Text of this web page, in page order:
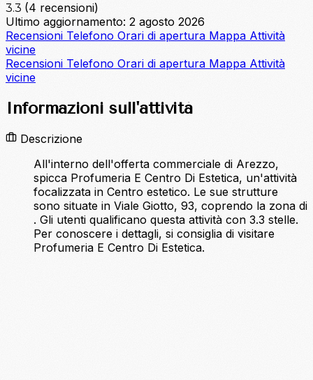
3.3 (4 recensioni)
Ultimo aggiornamento: 2 agosto 2026
Recensioni Telefono Orari di apertura Mappa Attività
vicine
Recensioni Telefono Orari di apertura Mappa Attività
vicine
Informazioni sull'attività
Descrizione
All'interno dell'offerta commerciale di Arezzo,
spicca Profumeria E Centro Di Estetica, un'attività
focalizzata in Centro estetico. Le sue strutture
sono situate in Viale Giotto, 93, coprendo la zona di
. Gli utenti qualificano questa attività con 3.3 stelle.
Per conoscere i dettagli, si consiglia di visitare
Profumeria E Centro Di Estetica.